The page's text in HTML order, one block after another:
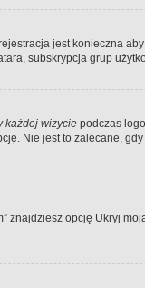
jest konieczna
subskrypcja grup
każdej wizycie podczas
Nie jest to zalecane,
znajdziesz opcję Ukryj